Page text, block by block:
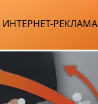
ИНТЕРНЕТ-РЕКЛАМА